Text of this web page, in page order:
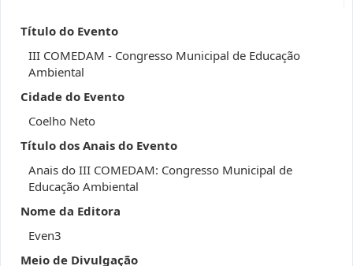
Título do Evento
III COMEDAM - Congresso Municipal de Educação
Ambiental
Cidade do Evento
Coelho Neto
Título dos Anais do Evento
Anais do III COMEDAM: Congresso Municipal de
Educação Ambiental
Nome da Editora
Even3
Meio de Divulgação